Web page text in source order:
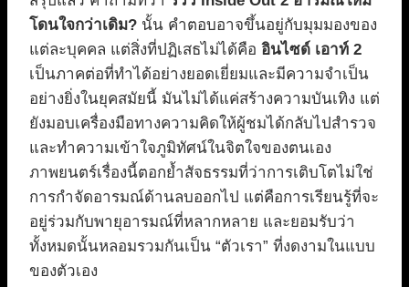
โดนใจกว่าเดิม? นั้น คำตอบอาจขึ้นอยู่กับมุมมองของ
แต่ละบุคคล แต่สิ่งที่ปฏิเสธไม่ได้คือ อินไซด์ เอาท์ 2
เป็นภาคต่อที่ทำได้อย่างยอดเยี่ยมและมีความจำเป็น
อย่างยิ่งในยุคสมัยนี้ มันไม่ได้แค่สร้างความบันเทิง แต่
ยังมอบเครื่องมือทางความคิดให้ผู้ชมได้กลับไปสำรวจ
และทำความเข้าใจภูมิทัศน์ในจิตใจของตนเอง
ภาพยนตร์เรื่องนี้ตอกย้ำสัจธรรมที่ว่าการเติบโตไม่ใช่
การกำจัดอารมณ์ด้านลบออกไป แต่คือการเรียนรู้ที่จะ
อยู่ร่วมกับพายุอารมณ์ที่หลากหลาย และยอมรับว่า
ทั้งหมดนั้นหลอมรวมกันเป็น “ตัวเรา” ที่งดงามในแบบ
ของตัวเอง